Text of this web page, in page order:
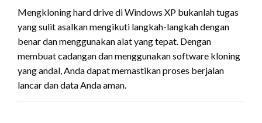
Mengkloning hard drive di Windows XP bukanlah tugas
yang sulit asalkan mengikuti langkah-langkah dengan
benar dan menggunakan alat yang tepat. Dengan
membuat cadangan dan menggunakan software kloning
yang andal, Anda dapat memastikan proses berjalan
lancar dan data Anda aman.